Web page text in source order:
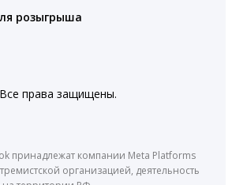
розыгрыша
права защищены.
принадлежат компании Meta Platforms
организацией, деятельность